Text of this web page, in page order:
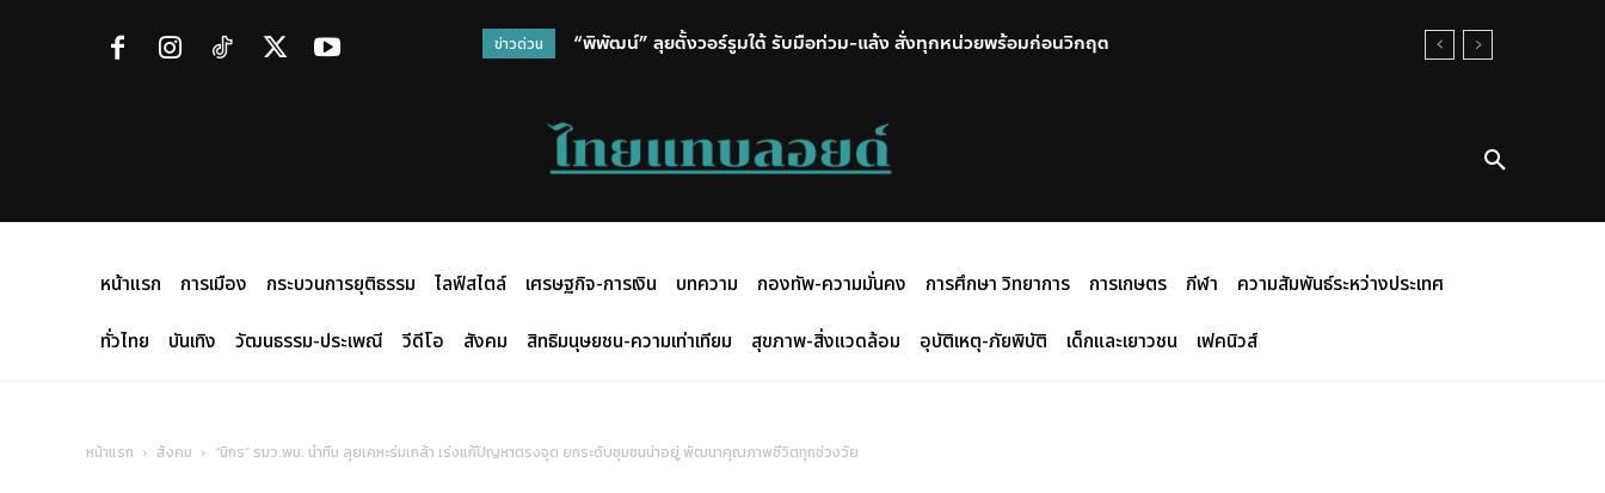
ข่าวด่วน “พิพัฒน์” ลุยตั้งวอร์รูมใต้ รับมือท่วม-แล้ง สั่งทุกหน่วยพร้อมก่อนวิกฤต
หน้าแรก การเมือง กระบวนการยุติธรรม ไลฟ์สไตล์ เศรษฐกิจ-การเงิน บทความ กองทัพ-ความมั่นคง การศึกษา วิทยาการ การเกษตร กีฬา
ความสัมพันธ์ระหว่างประเทศ
ทั่วไทย
บันเทิง วัฒนธรรม-ประเพณี วีดีโอ สังคม สิทธิมนุษยชน-ความเท่าเทียม สุขภาพ-สิ่งแวดล้อม อุบัติเหตุ-ภัยพิบัติ เด็กและเยาวชน เฟคนิวส์
หน้าแรก สังคม “นิกร” รมว.พม. นำทีม ลุยเคหะร่มเกล้า เร่งแก้ปัญหาตรงจุด ยกระดับชุมชนน่าอยู่ พัฒนาคุณภาพชีวิตทุกช่วงวัย